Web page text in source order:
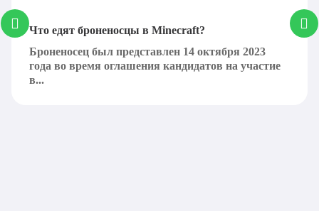
Что едят броненосцы в Minecraft?
Броненосец был представлен 14 октября 2023
года во время оглашения кандидатов на участие
в...